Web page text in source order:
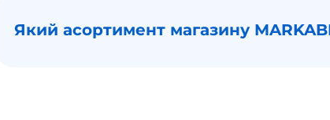
Який асортимент магазину